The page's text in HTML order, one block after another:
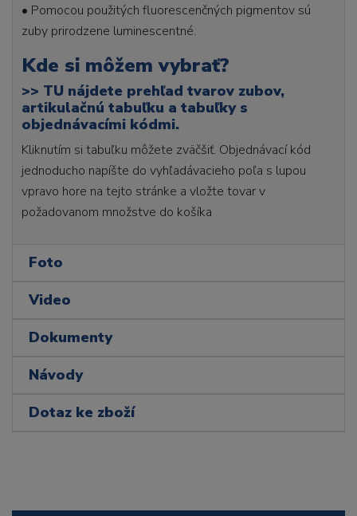
• Pomocou použitých fluorescenčných pigmentov sú
zuby prirodzene luminescentné.
Kde si môžem vybrať?
>> TU nájdete prehľad tvarov zubov,
artikulačnú tabuľku a tabuľky s
objednávacími kódmi.
Kliknutím si tabuľku môžete zväčšiť. Objednávací kód
jednoducho napíšte do vyhľadávacieho poľa s lupou
vpravo hore na tejto stránke a vložte tovar v
požadovanom množstve do košíka
Foto
Video
Dokumenty
Návody
Dotaz ke zboží